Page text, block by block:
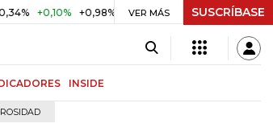
+0,98% UVR $ 416,91 +$ 0,05 +0,01%
VER MÁS SUSCRÍBASE
INSIDE